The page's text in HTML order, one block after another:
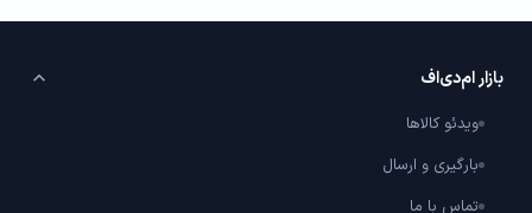
بازار ام‌دی‌اف
ویدئو کالاها
بارگیری و ارسال
تماس با ما